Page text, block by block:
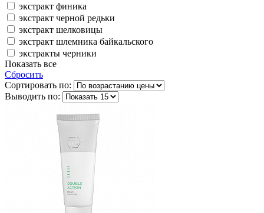
экстракт финика
экстракт черной редьки
экстракт шелковицы
экстракт шлемника байкальского
экстракты черники
Показать все
Сбросить
Сортировать по:
Выводить по: